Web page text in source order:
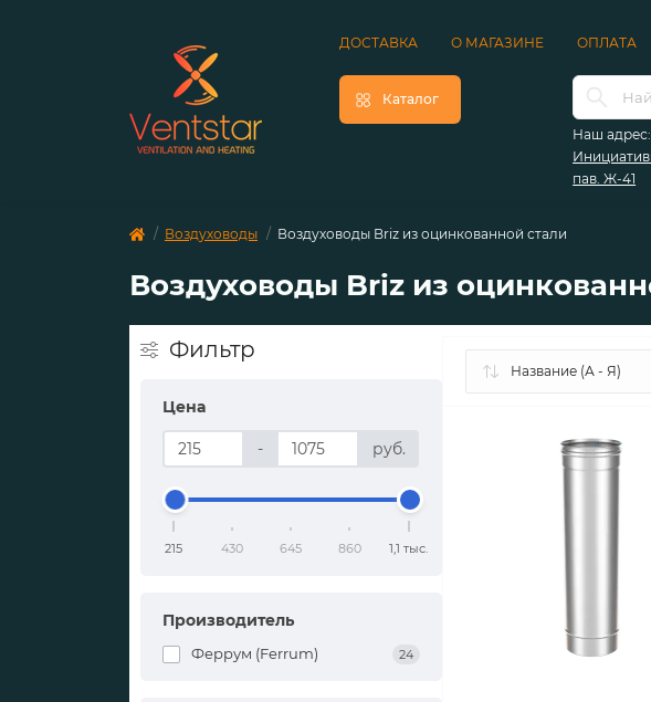
ДОСТАВКА О МАГАЗИНЕ ОПЛАТА
Каталог
Наш адрес:
пав. Ж-41
Воздуховоды Воздуховоды Briz из оцинкованной стали
Воздуховоды Briz из
Фильтр
Цена
- руб.
215 430 645 860 1,1 тыс.
Производитель
Феррум (Ferrum) 24